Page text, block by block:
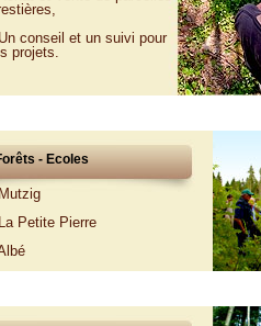
Un conseil et un suivi pour
projets.
- Ecoles
Mutzig
La Petite Pierre